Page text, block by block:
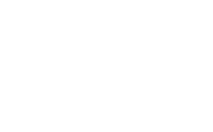
en plus sur notre centre d’innovation et